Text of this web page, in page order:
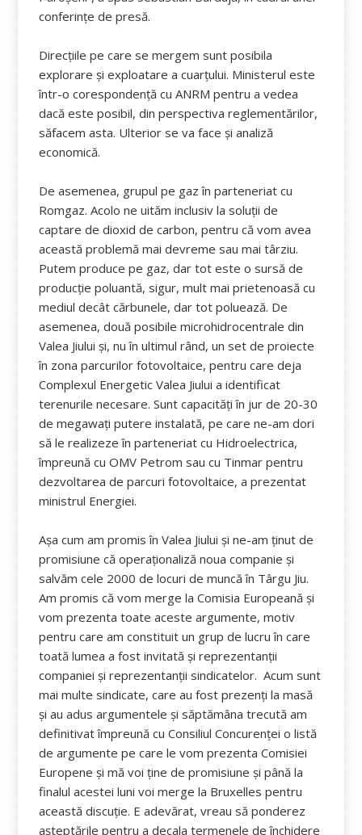
conferințe de presă.
Direcţiile pe care se mergem sunt posibila
explorare şi exploatare a cuarţului. Ministerul este
într-o corespondenţă cu ANRM pentru a vedea
dacă este posibil, din perspectiva reglementărilor,
săfacem asta. Ulterior se va face şi analiză
economică.
De asemenea, grupul pe gaz în parteneriat cu
Romgaz. Acolo ne uităm inclusiv la soluţii de
captare de dioxid de carbon, pentru că vom avea
această problemă mai devreme sau mai târziu.
Putem produce pe gaz, dar tot este o sursă de
producţie poluantă, sigur, mult mai prietenoasă cu
mediul decât cărbunele, dar tot poluează. De
asemenea, două posibile microhidrocentrale din
Valea Jiului şi, nu în ultimul rând, un set de proiecte
în zona parcurilor fotovoltaice, pentru care deja
Complexul Energetic Valea Jiului a identificat
terenurile necesare. Sunt capacităţi în jur de 20-30
de megawaţi putere instalată, pe care ne-am dori
să le realizeze în parteneriat cu Hidroelectrica,
împreună cu OMV Petrom sau cu Tinmar pentru
dezvoltarea de parcuri fotovoltaice, a prezentat
ministrul Energiei.
Așa cum am promis în Valea Jiului și ne-am ținut de
promisiune că operaționaliză noua companie și
salvăm cele 2000 de locuri de muncă în Târgu Jiu.
Am promis că vom merge la Comisia Europeană și
vom prezenta toate aceste argumente, motiv
pentru care am constituit un grup de lucru în care
toată lumea a fost invitată și reprezentanții
companiei și reprezentanții sindicatelor. Acum sunt
mai multe sindicate, care au fost prezenți la masă
și au adus argumentele și săptămâna trecută am
definitivat împreună cu Consiliul Concurenței o listă
de argumente pe care le vom prezenta Comisiei
Europene și mă voi ține de promisiune și până la
finalul acestei luni voi merge la Bruxelles pentru
această discuție. E adevărat, vreau să ponderez
așteptările pentru a decala termenele de închidere